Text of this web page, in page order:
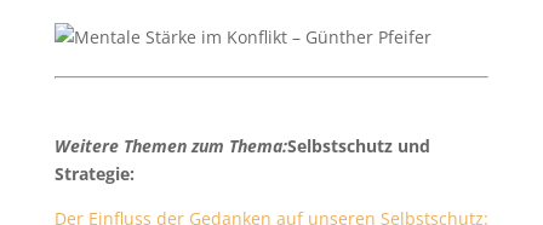
Weitere Themen zum Thema:Selbstschutz und
Strategie:
Der Einfluss der Gedanken auf unseren Selbstschutz: